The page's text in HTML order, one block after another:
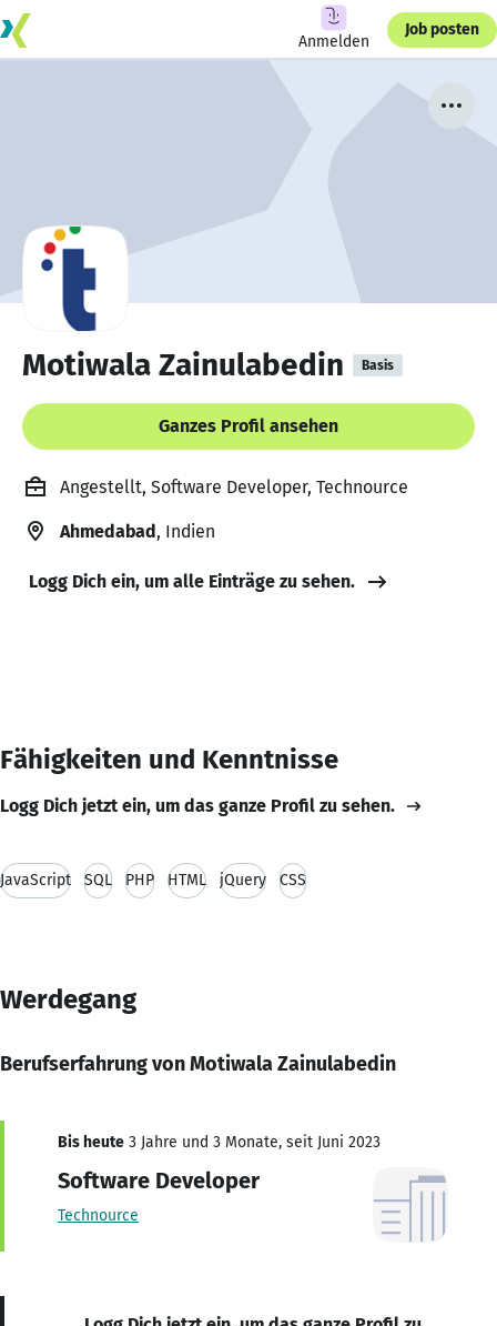
Anmelden
Job posten
Motiwala Zainulabedin Basis
Ganzes Profil ansehen
Angestellt, Software Developer, Technource
Ahmedabad, Indien
Logg Dich ein, um alle Einträge zu sehen.
Fähigkeiten und Kenntnisse
Logg Dich jetzt ein, um das ganze Profil zu sehen.
JavaScript SQL PHP HTML jQuery CSS
Werdegang
Berufserfahrung von Motiwala Zainulabedin
Bis heute 3 Jahre und 3 Monate, seit Juni 2023
Software Developer
Technource